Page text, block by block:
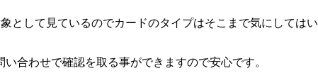
として見ているのでカードのタイプはそこまで気にしてはい
合わせで確認を取る事ができますので安心です。